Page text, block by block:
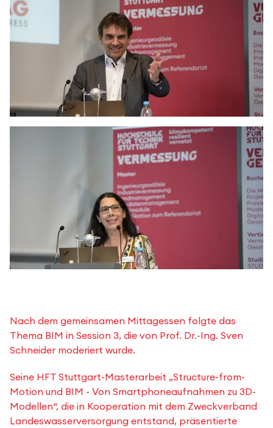
Nach dem gemeinsamen Mittagessen folgte das
Thema BIM in Session 3, die von Prof. Dr.-Ing. Sven
Schneider moderiert wurde.
Seine HFT Stuttgart-Masterarbeit „Structure-from-
Motion und BIM - Von Smartphoneaufnahmen zu 3D-
Modellen“, die in Kooperation mit dem Zweckverband
Landeswasserversorgung entstand, präsentierte